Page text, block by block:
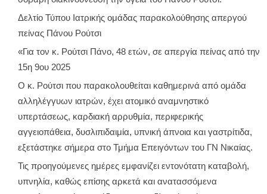
Δελτίο Τύπου Ιατρικής ομάδας παρακολούθησης απεργού
πείνας Πάνου Ρούτσι
«Για τον κ. Ρούτσι Πάνο, 48 ετών, σε απεργία πείνας από την
15η 9ου 2025
Ο κ. Ρούτσι που παρακολουθείται καθημερινά από ομάδα
αλληλέγγυων ιατρών, έχει ατομικό αναμνηστικό
υπερτάσεως, καρδιακή αρρυθμία, περιφερικής
αγγειοπάθεια, δυσλιπιδαιμία, υπνική άπνοια και γαστρίτιδα,
εξετάστηκε σήμερα στο Τμήμα Επειγόντων του ΓΝ Νικαίας.
Τις προηγούμενες ημέρες εμφανίζει εντονότατη καταβολή,
υπνηλία, καθώς επίσης αρκετά και ανατασσόμενα